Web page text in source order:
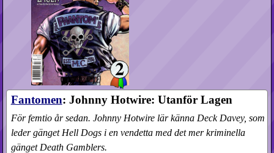
Fantomen: Johnny Hotwire: Utanför Lagen
För femtio år sedan. Johnny Hotwire lär känna Deck Davey, som
leder gänget Hell Dogs i en vendetta med det mer kriminella
gänget Death Gamblers.